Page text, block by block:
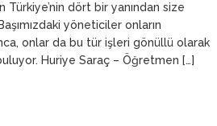
Türkiye’nin dört bir yanından size
yöneticiler onların
onlar da bu tür işleri gönüllü olarak
Huriye Saraç – Öğretmen […]